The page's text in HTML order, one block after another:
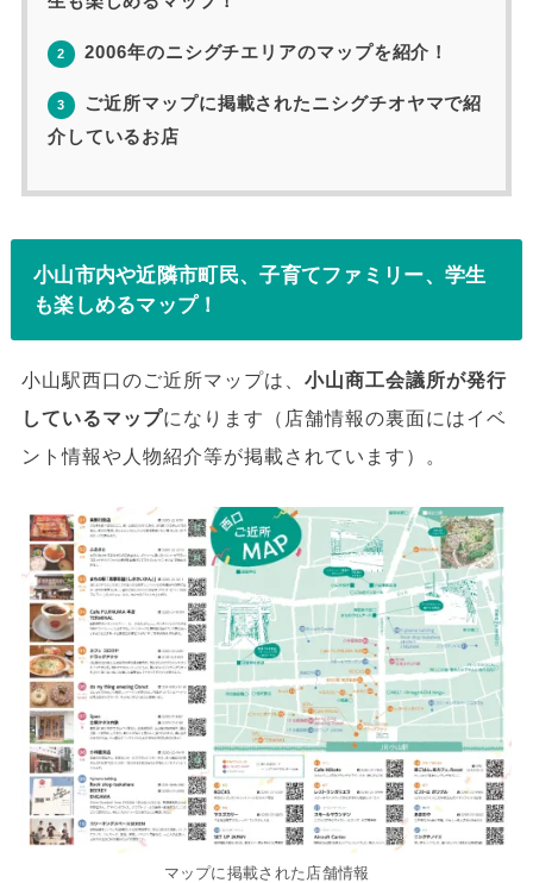
2 2006年のニシグチエリアのマップを紹介！
3
ご近所マップに掲載されたニシグチオヤマで紹
介しているお店
小山市内や近隣市町民、子育てファミリー、学生
も楽しめるマップ！
小山駅西口のご近所マップは、 小山商工会議所が発行
しているマップになります（店舗情報の裏面にはイベ
ント情報や人物紹介等が掲載されています）。
マップに掲載された店舗情報